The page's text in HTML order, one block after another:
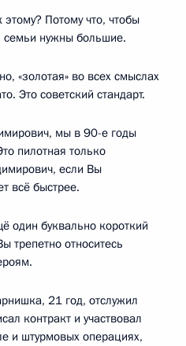
Потому что, чтобы
нужны большие.
«золотая» во всех смыслах
Это советский стандарт.
мы в 90-е годы
пилотная только
если Вы
всё быстрее.
один буквально короткий
трепетно относитесь
21 год, отслужил
контракт и участвовал
и штурмовых операциях,